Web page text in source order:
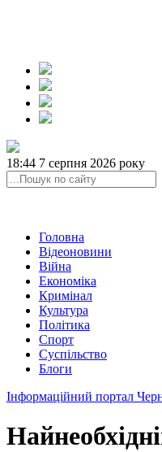
18:44 7 серпня 2026 року
Головна
Відеоновини
Війна
Економіка
Кримінал
Культура
Політика
Спорт
Суспільство
Блоги
Інформаційний портал